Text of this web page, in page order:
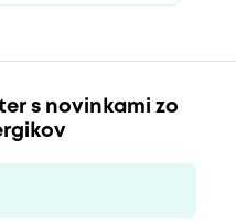
s novinkami zo